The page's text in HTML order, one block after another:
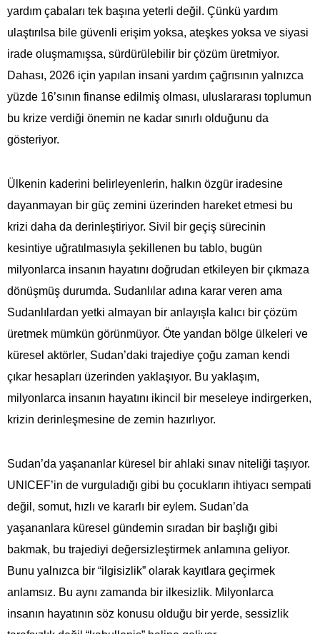
yardım çabaları tek başına yeterli değil. Çünkü yardım
ulaştırılsa bile güvenli erişim yoksa, ateşkes yoksa ve siyasi
irade oluşmamışsa, sürdürülebilir bir çözüm üretmiyor.
Dahası, 2026 için yapılan insani yardım çağrısının yalnızca
yüzde 16’sının finanse edilmiş olması, uluslararası toplumun
bu krize verdiği önemin ne kadar sınırlı olduğunu da
gösteriyor.
Ülkenin kaderini belirleyenlerin, halkın özgür iradesine
dayanmayan bir güç zemini üzerinden hareket etmesi bu
krizi daha da derinleştiriyor. Sivil bir geçiş sürecinin
kesintiye uğratılmasıyla şekillenen bu tablo, bugün
milyonlarca insanın hayatını doğrudan etkileyen bir çıkmaza
dönüşmüş durumda. Sudanlılar adına karar veren ama
Sudanlılardan yetki almayan bir anlayışla kalıcı bir çözüm
üretmek mümkün görünmüyor. Öte yandan bölge ülkeleri ve
küresel aktörler, Sudan’daki trajediye çoğu zaman kendi
çıkar hesapları üzerinden yaklaşıyor. Bu yaklaşım,
milyonlarca insanın hayatını ikincil bir meseleye indirgerken,
krizin derinleşmesine de zemin hazırlıyor.
Sudan’da yaşananlar küresel bir ahlaki sınav niteliği taşıyor.
UNICEF’in de vurguladığı gibi bu çocukların ihtiyacı sempati
değil, somut, hızlı ve kararlı bir eylem. Sudan’da
yaşananlara küresel gündemin sıradan bir başlığı gibi
bakmak, bu trajediyi değersizleştirmek anlamına geliyor.
Bunu yalnızca bir “ilgisizlik” olarak kayıtlara geçirmek
anlamsız. Bu aynı zamanda bir ilkesizlik. Milyonlarca
insanın hayatının söz konusu olduğu bir yerde, sessizlik